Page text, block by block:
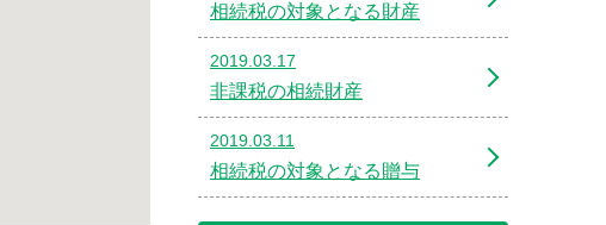
相続税の対象となる財産
2019.03.17
非課税の相続財産
2019.03.11
相続税の対象となる贈与